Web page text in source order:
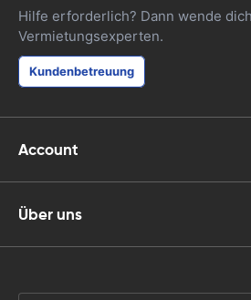
Hilfe erforderlich? Dann wende
Vermietungsexperten.
Kundenbetreuung
Account
Über uns